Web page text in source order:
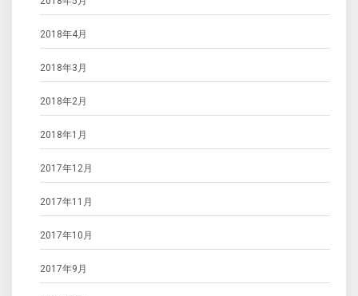
2018年4月
2018年3月
2018年2月
2018年1月
2017年12月
2017年11月
2017年10月
2017年9月